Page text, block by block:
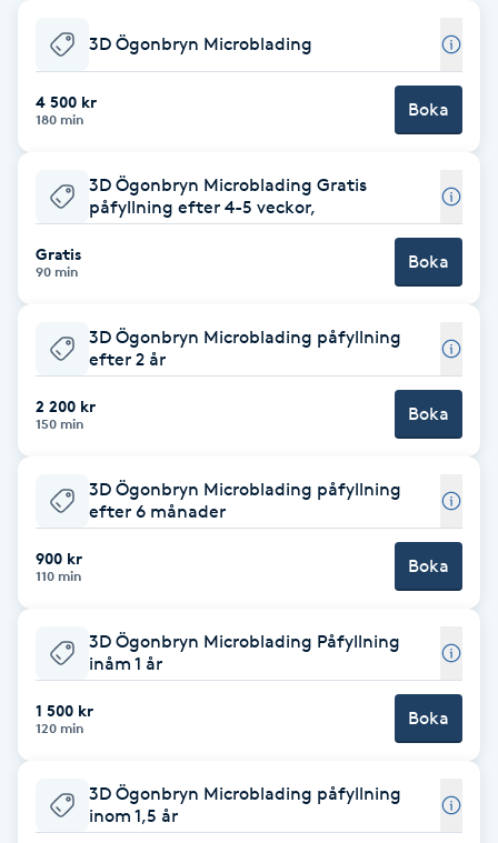
Babylights
Balayage
Barber
BIAB
Blowout
Brynfärgning
Brynplockning
Bröllopsuppsättning
C
Celluliter
3D Ögonbryn Microblading
4 500 kr
180 min Boka
3D Ögonbryn Microblading Gratis
påfyllning efter 4-5 veckor,
Gratis
90 min Boka
3D Ögonbryn Microblading påfyllning
efter 2 år
2 200 kr
150 min Boka
3D Ögonbryn Microblading påfyllning
efter 6 månader
900 kr
110 min Boka
3D Ögonbryn Microblading Påfyllning
inåm 1 år
1 500 kr
120 min Boka
3D Ögonbryn Microblading påfyllning
inom 1,5 år